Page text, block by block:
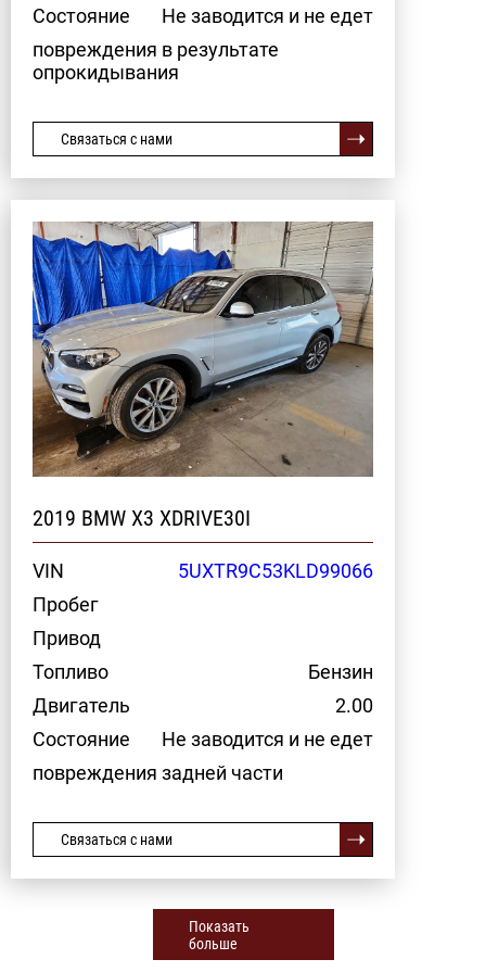
Состояние
Не заводится и не едет
повреждения в результате
опрокидывания
Связаться с нами
2019 BMW X3 XDRIVE30I
VIN
5UXTR9C53KLD99066
Пробег
Привод
Топливо
Бензин
Двигатель
2.00
Состояние
Не заводится и не едет
повреждения задней части
Связаться с нами
Показать
больше